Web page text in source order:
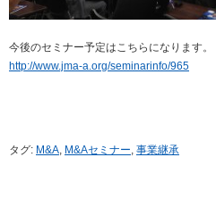
今後のセミナー予定はこちらになります。
http://www.jma-a.org/seminarinfo/965
タグ: M&A, M&Aセミナー, 事業継承